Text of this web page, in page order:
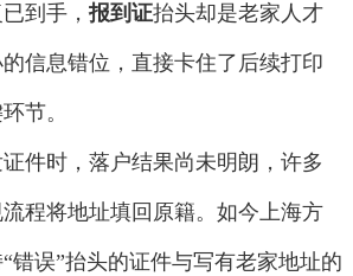
到手，报到证抬头却是老家人才
信息错位，直接卡住了后续打印
节。
时，落户结果尚未明朗，许多
程将地址填回原籍。如今上海方
错误”抬头的证件与写有老家地址的